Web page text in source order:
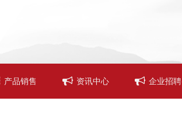
产品销售 资讯中心 企业招聘